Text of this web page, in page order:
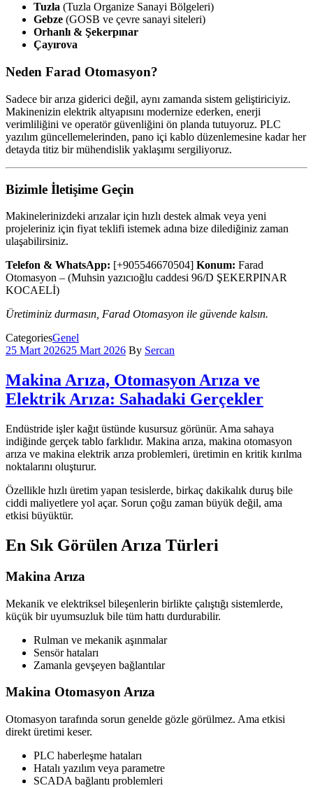
Tuzla (Tuzla Organize Sanayi Bölgeleri)
Gebze (GOSB ve çevre sanayi siteleri)
Orhanlı & Şekerpınar
Çayırova
Neden Farad Otomasyon?
Sadece bir arıza giderici değil, aynı zamanda sistem geliştiriciyiz.
Makinenizin elektrik altyapısını modernize ederken, enerji
verimliliğini ve operatör güvenliğini ön planda tutuyoruz. PLC
yazılım güncellemelerinden, pano içi kablo düzenlemesine kadar her
detayda titiz bir mühendislik yaklaşımı sergiliyoruz.
Bizimle İletişime Geçin
Makinelerinizdeki arızalar için hızlı destek almak veya yeni
projeleriniz için fiyat teklifi istemek adına bize dilediğiniz zaman
ulaşabilirsiniz.
Telefon & WhatsApp: [+905546670504] Konum: Farad
Otomasyon – (Muhsin yazıcıoğlu caddesi 96/D ŞEKERPINAR
KOCAELİ)
Üretiminiz durmasın, Farad Otomasyon ile güvende kalsın.
CategoriesGenel
25 Mart 202625 Mart 2026 By Sercan
Makina Arıza, Otomasyon Arıza ve
Elektrik Arıza: Sahadaki Gerçekler
Endüstride işler kağıt üstünde kusursuz görünür. Ama sahaya
indiğinde gerçek tablo farklıdır. Makina arıza, makina otomasyon
arıza ve makina elektrik arıza problemleri, üretimin en kritik kırılma
noktalarını oluşturur.
Özellikle hızlı üretim yapan tesislerde, birkaç dakikalık duruş bile
ciddi maliyetlere yol açar. Sorun çoğu zaman büyük değil, ama
etkisi büyüktür.
En Sık Görülen Arıza Türleri
Makina Arıza
Mekanik ve elektriksel bileşenlerin birlikte çalıştığı sistemlerde,
küçük bir uyumsuzluk bile tüm hattı durdurabilir.
Rulman ve mekanik aşınmalar
Sensör hataları
Zamanla gevşeyen bağlantılar
Makina Otomasyon Arıza
Otomasyon tarafında sorun genelde gözle görülmez. Ama etkisi
direkt üretimi keser.
PLC haberleşme hataları
Hatalı yazılım veya parametre
SCADA bağlantı problemleri